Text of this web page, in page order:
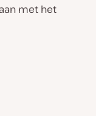
met het